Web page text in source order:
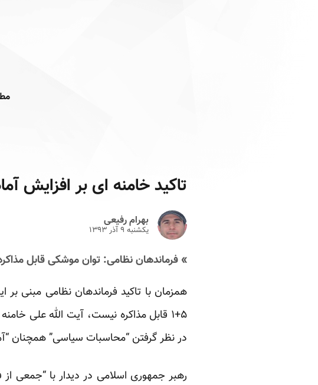
تاکید خامنه ای بر افزایش
بهرام رفیعی
یکشنبه ۹ آذر ۱۳۹۳
» فرماندهان نظامی: توان موشکی قابل
همزمان با تاکید فرماندهان نظامی مبنی
۵+۱ قابل مذاکره نیست، آیت الله علی
در نظر گرفتن “محاسبات سیاسی” همچنان
رهبر جمهوری اسلامی در دیدار با “جمعی